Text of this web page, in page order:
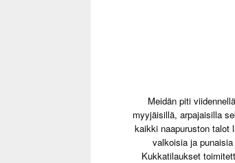
Meidän piti
myyjäisillä, arpajaisilla
kaikki naapuruston talot
valkoisia ja
Kukkatilaukset